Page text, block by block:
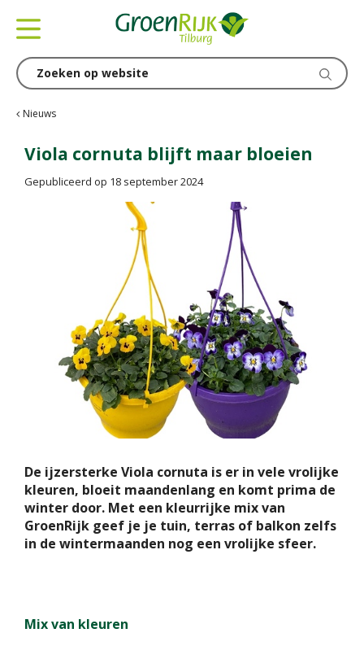
Nieuws
Viola cornuta blijft maar bloeien
Gepubliceerd op 18 september 2024
De ijzersterke Viola cornuta is er in vele vrolijke
kleuren, bloeit maandenlang en komt prima de
winter door. Met een kleurrijke mix van
GroenRijk geef je je tuin, terras of balkon zelfs
in de wintermaanden nog een vrolijke sfeer.
Mix van kleuren